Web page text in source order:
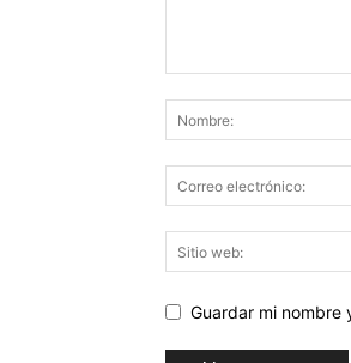
Guardar mi nombre